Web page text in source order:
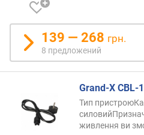
139 — 268 грн.
8 предложений
Grand-X CBL-
Тип
живлення ви